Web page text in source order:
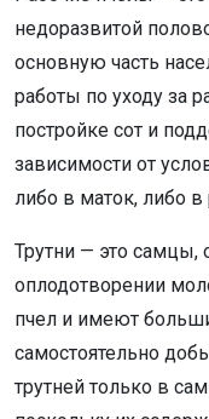
недоразвитой
основную часть
работы по уходу за
постройке сот и
зависимости от
либо в маток, либо в
Трутни — это самцы,
оплодотворении
пчел и имеют
самостоятельно
трутней только в